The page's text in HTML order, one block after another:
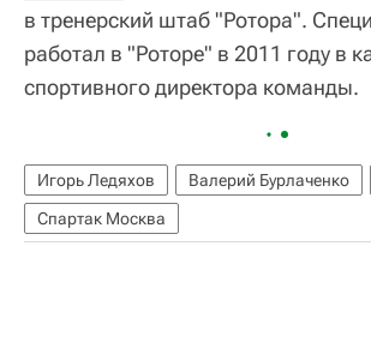
в тренерский штаб "Ротора".
работал в "Роторе" в 2011 году в
спортивного директора команды.
Игорь Ледяхов Валерий Бурлаченко
Спартак Москва